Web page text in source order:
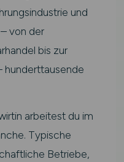
und
von der
bis zur
hunderttausende
arbeitest du im
Typische
Betriebe,